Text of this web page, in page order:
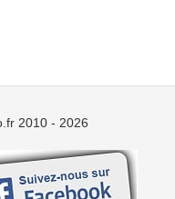
2010 - 2026